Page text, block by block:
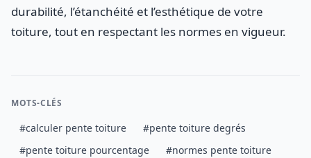
durabilité, l’étanchéité et l’esthétique de votre
toiture, tout en respectant les normes en vigueur.
MOTS-CLÉS
#calculer pente toiture
#pente toiture degrés
#pente toiture pourcentage
#normes pente toiture